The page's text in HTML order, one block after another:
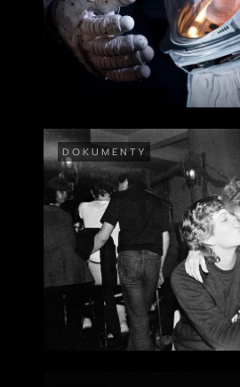
DOKUMENTY